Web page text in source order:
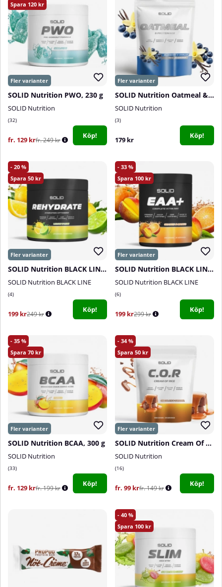
120
SOLID Nutrition PWO, 230 g
SOLID Nutrition
32
fr. 129 krfr. 249 kr
Köp!
SOLID Nutrition Oatmeal & Protein Mix, 750 g
SOLID Nutrition
3
179 kr Köp!
20
50
SOLID Nutrition BLACK LINE Rehydrate, 270 g
SOLID Nutrition BLACK LINE
4
199 kr249 kr
Köp!
33
100
SOLID Nutrition BLACK LINE EAA+, 440 g
SOLID Nutrition BLACK LINE
6
199 kr299 kr
Köp!
35
70
SOLID Nutrition BCAA, 300 g
SOLID Nutrition
33
fr. 129 krfr. 199 kr
Köp!
34
50
SOLID Nutrition Cream Of Rice, 1 kg
SOLID Nutrition
16
fr. 99 krfr. 149 kr
Köp!
40
100